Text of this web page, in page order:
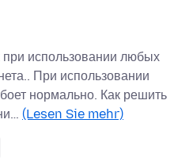
использовании любых
При использовании
нормально. Как решить
(Lesen Sie mehr)